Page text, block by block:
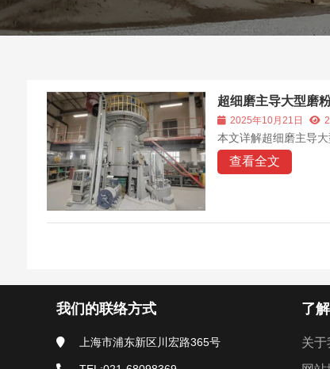
超细磨主导大型磨
2025年10月21日
本文详解超细磨主导
查看全文
我们的联络方式
上海市浦东新区川宏路365号
了
关于